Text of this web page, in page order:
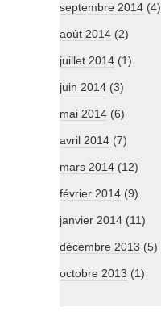
septembre 2014 (4)
août 2014 (2)
juillet 2014 (1)
juin 2014 (3)
mai 2014 (6)
avril 2014 (7)
mars 2014 (12)
février 2014 (9)
janvier 2014 (11)
décembre 2013 (5)
octobre 2013 (1)